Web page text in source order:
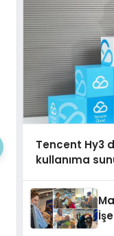
Tencent Hy3
kullanıma